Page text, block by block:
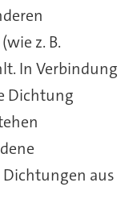
z. B.
In Verbindung
Dichtung
aus